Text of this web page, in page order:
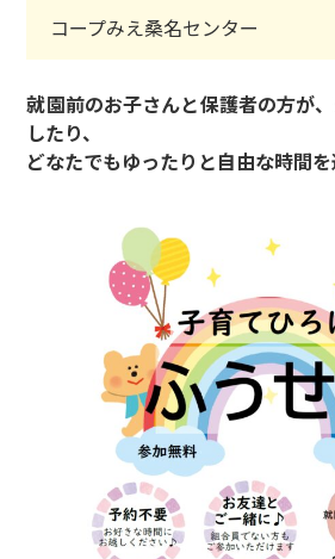
コープみえ桑名センター
就園前のお子さんと保護者の方が
したり、
どなたでもゆったりと自由な時間